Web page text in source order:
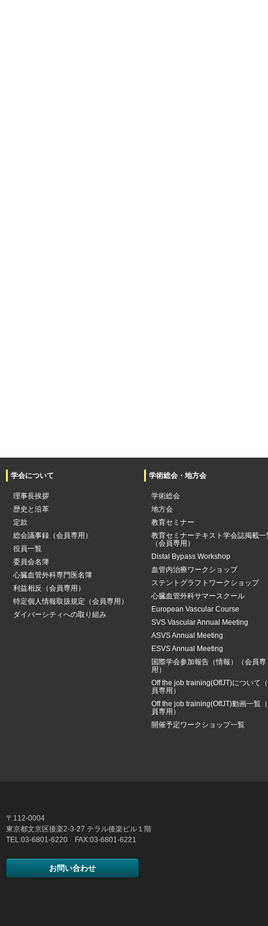
学会について
理事長挨拶
歴史と沿革
定款
総会議事録（会員専用）
役員一覧
委員会名簿
心臓血管外科専門医名簿
利益相反（会員専用）
特定個人情報取扱規定（会員専用）
ダイバーシティへの取り組み
学術総会・地方会
学術総会
地方会
教育セミナー
教育セミナーテキスト学会誌掲載一
（会員専用）
Distal Bypass Workshop
血管内治療ワークショップ
ステントグラフトワークショップ
心臓血管外科サマースクール
European Vascular Course
SVS Vascular Annual Meeting
ASVS Annual Meeting
ESVS Annual Meeting
国際学会参加報告（情報）（会員専
用）
Off the job training(OffJT)について
員専用）
Off the job training(OffJT)動画一覧
員専用）
開催予定ワークショップ一覧
〒112-0004
東京都文京区後楽2-3-27 テラル後楽ビル１階
TEL:03-6801-6220 FAX:03-6801-6221
お問い合わせ